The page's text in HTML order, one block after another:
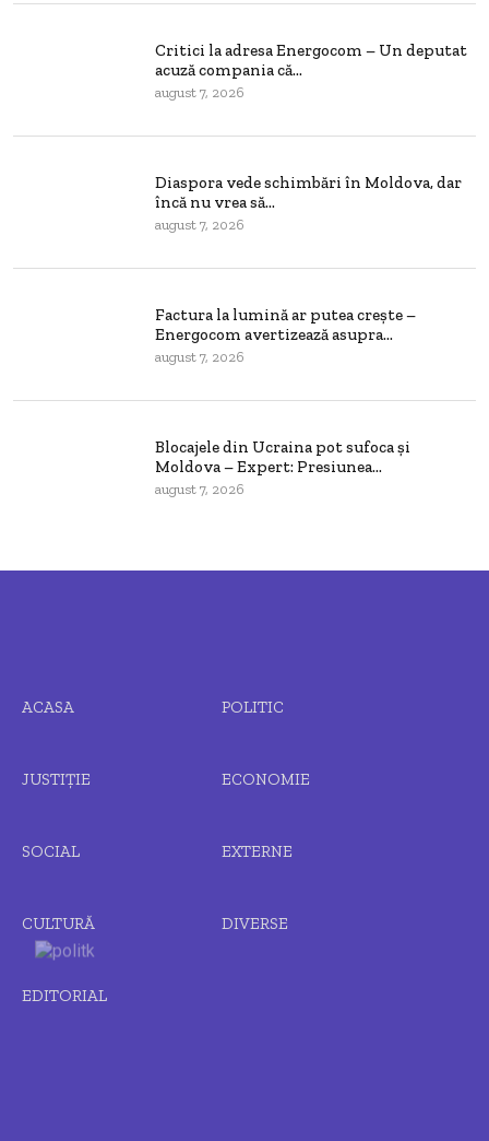
Critici la adresa Energocom – Un deputat
acuză compania că...
august 7, 2026
Diaspora vede schimbări în Moldova, dar
încă nu vrea să...
august 7, 2026
Factura la lumină ar putea crește –
Energocom avertizează asupra...
august 7, 2026
Blocajele din Ucraina pot sufoca și
Moldova – Expert: Presiunea...
august 7, 2026
ACASA POLITIC
JUSTIȚIE ECONOMIE
SOCIAL EXTERNE
CULTURĂ DIVERSE
EDITORIAL